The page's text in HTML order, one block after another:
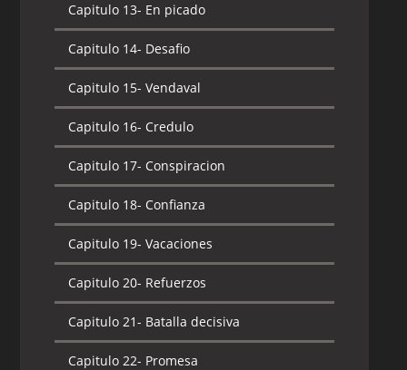
Capitulo 13- En picado
Capitulo 14- Desafio
Capitulo 15- Vendaval
Capitulo 16- Credulo
Capitulo 17- Conspiracion
Capitulo 18- Confianza
Capitulo 19- Vacaciones
Capitulo 20- Refuerzos
Capitulo 21- Batalla decisiva
Capitulo 22- Promesa